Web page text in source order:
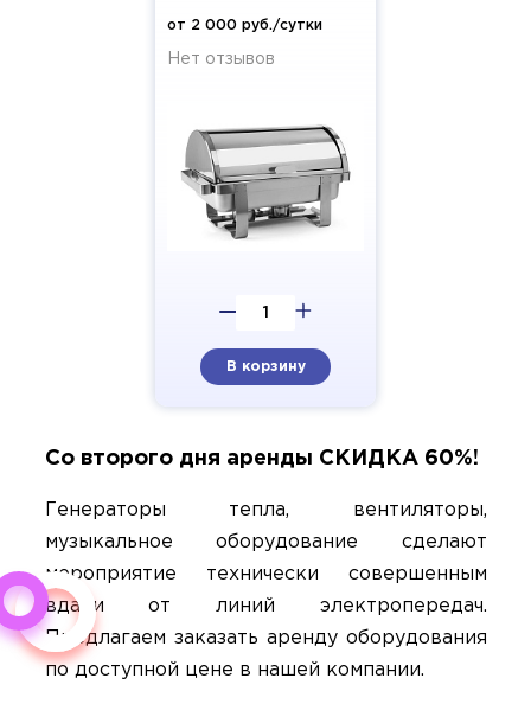
от 2 000 руб./сутки
Нет отзывов
В корзину
Со второго дня аренды СКИДКА 60%!
Генераторы тепла, вентиляторы,
музыкальное оборудование сделают
мероприятие технически совершенным
вдали от линий электропередач.
Предлагаем заказать аренду оборудования
по доступной цене в нашей компании.